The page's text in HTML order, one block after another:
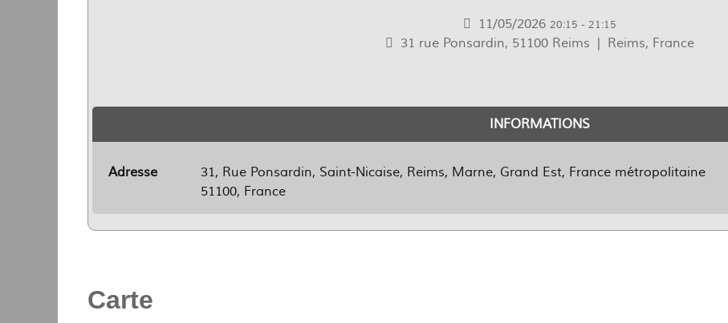
11/05/2026 20:15 - 21:15
31 rue Ponsardin, 51100 Reims Reims, France
INFORMATIONS
Adresse
31, Rue Ponsardin, Saint-Nicaise, Reims, Marne, Grand Est, France métropolitaine
51100, France
Carte